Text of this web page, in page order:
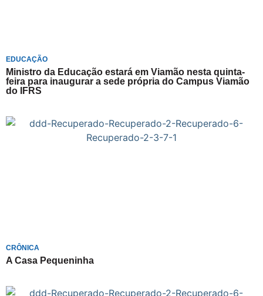
EDUCAÇÃO
Ministro da Educação estará em Viamão nesta quinta-
feira para inaugurar a sede própria do Campus Viamão
do IFRS
CRÔNICA
A Casa Pequeninha